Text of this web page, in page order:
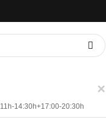
×
14:30h+17:00-20:30h